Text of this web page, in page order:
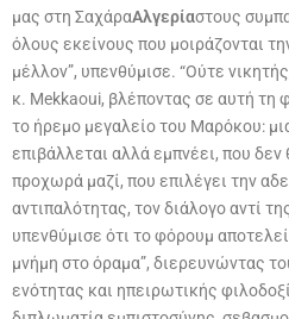
μας στη ΣαχάραΑλγερίαστους
όλους εκείνους που μοιράζονται
μέλλον”, υπενθύμισε. “Ούτε
κ. Mekkaoui, βλέποντας σε αυτή τη
το ήρεμο μεγαλείο του Μαρόκου:
επιβάλλεται αλλά εμπνέει, που δεν
προχωρά μαζί, που επιλέγει την
αντιπαλότητας, τον διάλογο αντί
υπενθύμισε ότι το φόρουμ
μνήμη στο όραμα”, διερευνώντας
ενότητας και ηπειρωτικής